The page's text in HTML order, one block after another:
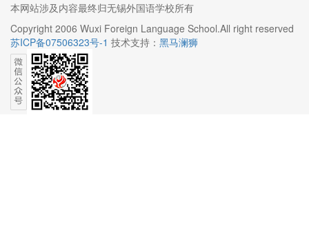
本网站涉及内容最终归无锡外国语学校所有
Copyright 2006 Wuxi Foreign Language School.All right reserved
苏ICP备07506323号-1 技术支持： 黑马澜狮